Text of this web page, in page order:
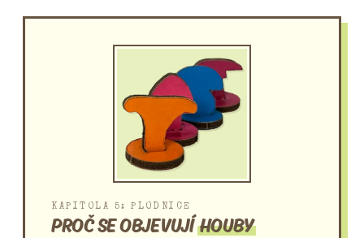
KAPITOLA 5: PLODNICE
PROČ SE OBJEVUJÍHOUBY